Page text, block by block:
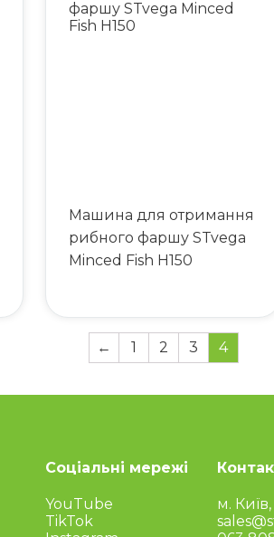
Машина для отримання
рибного фаршу STvega
Minced Fish H150
← 1 2 3 4
Соціальні мережі
YouTube
TikTok
м.